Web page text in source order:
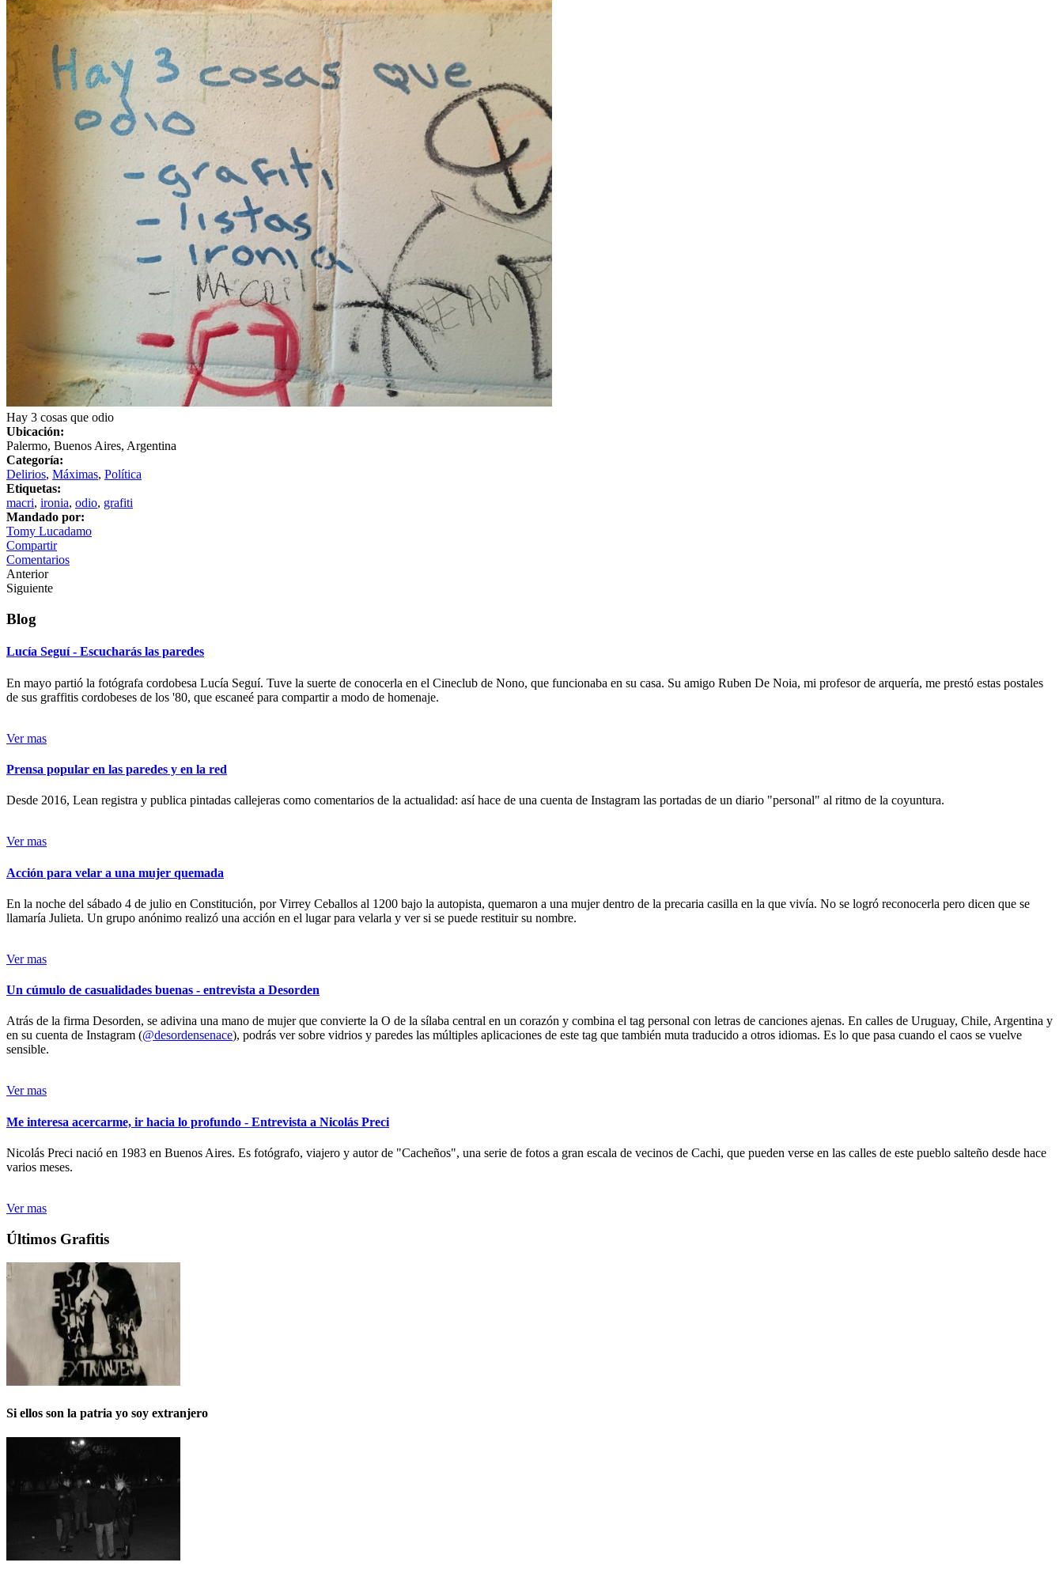
Hay 3 cosas que odio
Ubicación:
Palermo, Buenos Aires, Argentina
Categoría:
Delirios, Máximas, Política
Etiquetas:
macri, ironia, odio, grafiti
Mandado por:
Tomy Lucadamo
Compartir
Comentarios
Anterior
Siguiente
Blog
Lucía Seguí - Escucharás las paredes
En mayo partió la fotógrafa cordobesa Lucía Seguí. Tuve la suerte de conocerla en el Cineclub de Nono, que funcionaba en su casa. Su amigo Ruben De Noia, mi profesor de arquería, me prestó estas postales
de sus graffitis cordobeses de los '80, que escaneé para compartir a modo de homenaje.
Ver mas
Prensa popular en las paredes y en la red
Desde 2016, Lean registra y publica pintadas callejeras como comentarios de la actualidad: así hace de una cuenta de Instagram las portadas de un diario "personal" al ritmo de la coyuntura.
Ver mas
Acción para velar a una mujer quemada
En la noche del sábado 4 de julio en Constitución, por Virrey Ceballos al 1200 bajo la autopista, quemaron a una mujer dentro de la precaria casilla en la que vivía. No se logró reconocerla pero dicen que se
llamaría Julieta. Un grupo anónimo realizó una acción en el lugar para velarla y ver si se puede restituir su nombre.
Ver mas
Un cúmulo de casualidades buenas - entrevista a Desorden
Atrás de la firma Desorden, se adivina una mano de mujer que convierte la O de la sílaba central en un corazón y combina el tag personal con letras de canciones ajenas. En calles de Uruguay, Chile, Argentina y
en su cuenta de Instagram (@desordensenace), podrás ver sobre vidrios y paredes las múltiples aplicaciones de este tag que también muta traducido a otros idiomas. Es lo que pasa cuando el caos se vuelve
sensible.
Ver mas
Me interesa acercarme, ir hacia lo profundo - Entrevista a Nicolás Preci
Nicolás Preci nació en 1983 en Buenos Aires. Es fotógrafo, viajero y autor de "Cacheños", una serie de fotos a gran escala de vecinos de Cachi, que pueden verse en las calles de este pueblo salteño desde hace
varios meses.
Ver mas
Últimos Grafitis
Si ellos son la patria yo soy extranjero